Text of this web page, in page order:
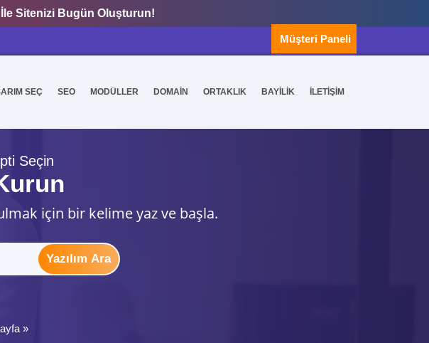
Sitenizi Bugün Oluşturun!
Müşteri Paneli
SEÇ SEO MODÜLLER DOMAİN ORTAKLIK BAYİLİK İLETİŞİM
Seçin
için bir kelime yaz ve başla.
Yazılım Ara
»